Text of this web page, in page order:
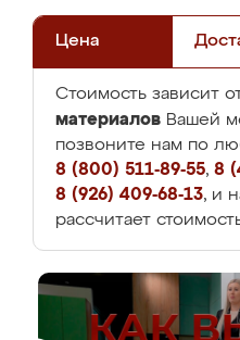
Цена
Стоимость зависит
материалов Вашей
позвоните нам по
8 (800) 511-89-55, 8
8 (926) 409-68-13, и
рассчитает